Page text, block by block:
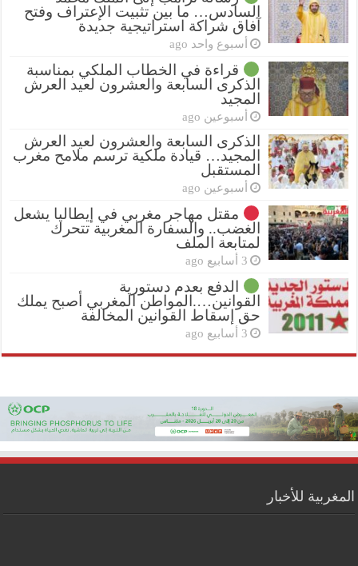
السادس… ما بين تثبيت الإعتراف وفتح
آفاق شراكة استراتيجية جديدة
أسبوع واحد ago
قراءة في الخطاب الملكي بمناسبة
الذكرى السابعة والعشرون لعيد العرش
المجيد
أسبوعين ago
الذكرى السابعة والعشرون لعيد العرش
المجيد… قيادة ملكية ترسم ملامح مغرب
المستقبل
أسبوعين ago
مقتل مهاجر مغربي في إيطاليا يشعل
الغضب.. والسفارة المغربية تتحرك
لمتابعة الملف
3 أسابيع ago
الدفع بعدم دستورية
القوانين….المواطن المغربي أصبح يملك
حق إسقاط القوانين المخالفة
3 أسابيع ago
المغربية للأخبار